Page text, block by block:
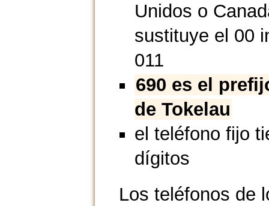
Unidos o
sustituye el 00
011
690 es el
de Tokelau
el teléfono fijo
dígitos
Los teléfonos de